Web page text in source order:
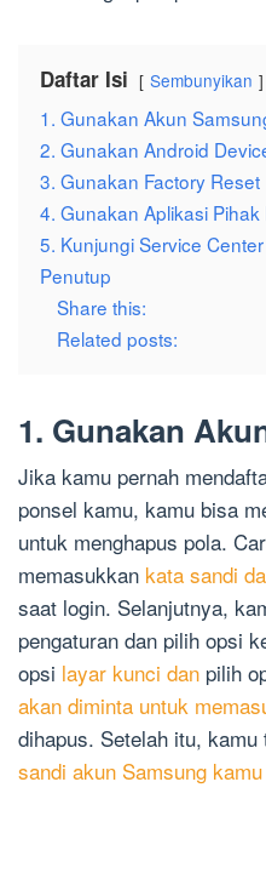
Daftar Isi Sembunyikan
1. Gunakan Akun
2. Gunakan Android
3. Gunakan Factory Reset
4. Gunakan Aplikasi Pihak
5. Kunjungi Service Center
Penutup
Share this:
Related posts:
1. Gunakan
Jika kamu pernah
ponsel kamu, kamu bisa
untuk menghapus pola.
memasukkan kata sandi
saat login. Selanjutnya,
pengaturan dan pilih opsi
opsi layar kunci dan pilih
akan diminta untuk
dihapus. Setelah itu,
sandi akun Samsung